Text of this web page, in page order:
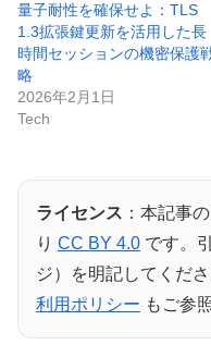
量子耐性を確保せよ：TLS
1.3拡張鍵更新を活用した長
時間セッションの機密保護
略
2026年2月1日
Tech
ライセンス ：本記事
り CC BY 4.0 です。
ジ）を明記してくださ
利用ポリシー もご参